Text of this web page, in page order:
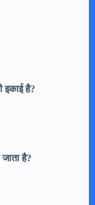
इकाई है?
है?